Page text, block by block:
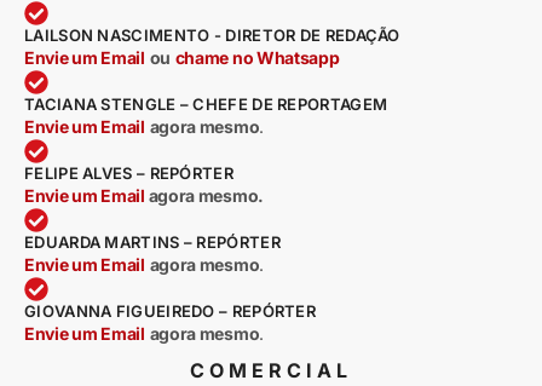
LAILSON NASCIMENTO - DIRETOR DE REDAÇÃO
Envie um Email ou chame no Whatsapp
TACIANA STENGLE – CHEFE DE REPORTAGEM
Envie um Email agora mesmo.
FELIPE ALVES – REPÓRTER
Envie um Email agora mesmo.
EDUARDA MARTINS – REPÓRTER
Envie um Email agora mesmo.
GIOVANNA FIGUEIREDO – REPÓRTER
Envie um Email agora mesmo.
COMERCIAL